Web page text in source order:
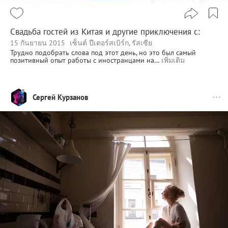
Свадьба гостей из Китая и другие приключения c:
15 กันยายน 2015
เซ็นต์ ปีเตอร์สเบิร์ก, รัสเซีย
Трудно подобрать слова под этот день, но это был самый
позитивный опыт работы с иностранцами на… เพิ่มเติม
Сергей Курзанов